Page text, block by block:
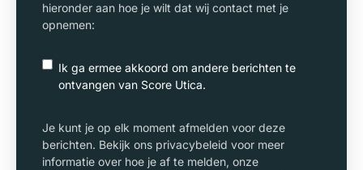
hieronder aan hoe je wilt dat wij contact met je
opnemen:
Ik ga ermee akkoord om andere berichten te
ontvangen van Score Utica.
Je kunt je op elk moment afmelden voor deze
berichten. Bekijk ons privacybeleid voor meer
informatie over hoe je af te melden, onze